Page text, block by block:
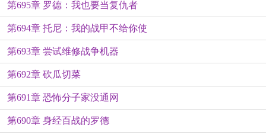
第695章 罗德：我也要当复仇者
第694章 托尼：我的战甲不给你使
第693章 尝试维修战争机器
第692章 砍瓜切菜
第691章 恐怖分子家没通网
第690章 身经百战的罗德